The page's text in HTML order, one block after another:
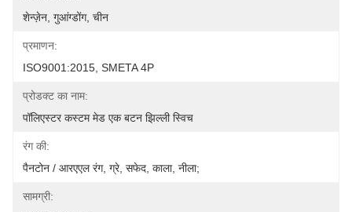
शेन्ज़ेन, गुआंग्डोंग, चीन
प्रमाणन:
ISO9001:2015, SMETA 4P
प्रोडक्ट का नाम:
पॉलिएस्टर कस्टम मेड एक बटन झिल्ली स्विच
रंग की:
पैनटोन / आरएएल रंग, ग्रे, सफेद, काला, नीला;
सामग्री: